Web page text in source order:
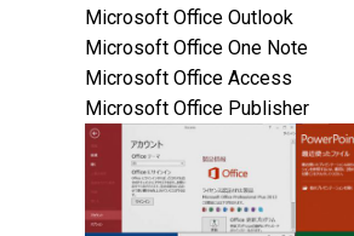
Microsoft Office Outlook
Microsoft Office One Note
Microsoft Office Access
Microsoft Office Publisher